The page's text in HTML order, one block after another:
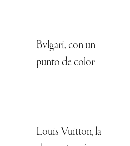
Bvlgari, con un
punto de color
Louis Vuitton, la